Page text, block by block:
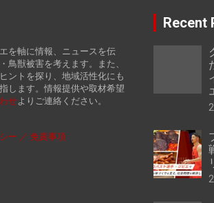
を軸に情報、ニュースを伝
鳥獣被害を考えます。また、
ントを探り、地域活性化にも
します。情報提供や取材希望
せよりご連絡ください。
ー ／ 免責事項
Recent